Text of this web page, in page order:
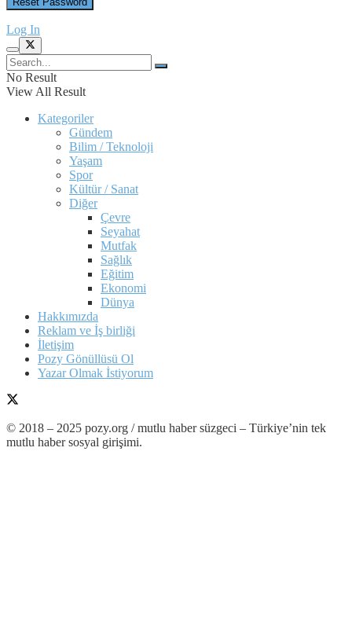
Log In
No Result
View All Result
Kategoriler
Gündem
Bilim / Teknoloji
Yaşam
Spor
Kültür / Sanat
Diğer
Çevre
Seyahat
Mutfak
Sağlık
Eğitim
Ekonomi
Dünya
Hakkımızda
Reklam ve İş birliği
İletişim
Pozy Gönüllüsü Ol
Yazar Olmak İstiyorum
© 2018 – 2025 pozy.org / mutlu haber süzgeci – Türkiye’nin tek
mutlu haber sosyal girişimi.